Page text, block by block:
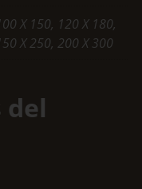
X 150, 120 X 180,
X 250, 200 X 300
del